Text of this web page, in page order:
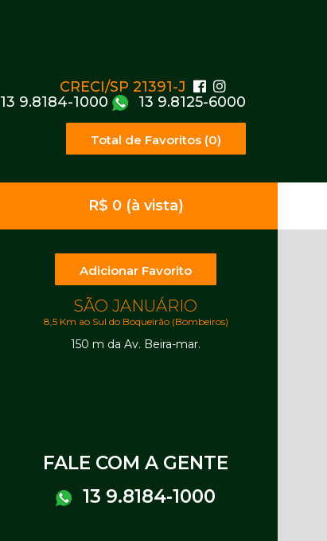
CRECI/SP 21391-J
13 9.8184-1000
13 9.8125-6000
Total de Favoritos (0)
R$ 0 (à vista)
Adicionar Favorito
SÃO JANUÁRIO
8,5 Km ao Sul do Boqueirão (Bombeiros)
150 m da Av. Beira-mar.
FALE COM A GENTE
13 9.8184-1000